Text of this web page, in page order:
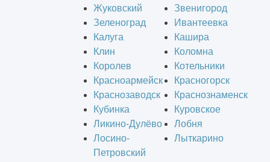
Жуковский
Звенигород
Зеленоград
Ивантеевка
Калуга
Кашира
Клин
Коломна
Королев
Котельники
Красноармейск
Красногорск
Краснозаводск
Краснознаменск
Кубинка
Куровское
Ликино-Дулёво
Лобня
Лосино-
Петровский
Лыткарино